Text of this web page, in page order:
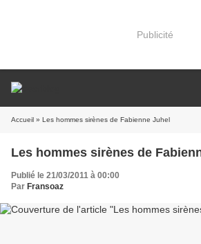
Publicité
Accueil » Les hommes sirènes de Fabienne Juhel
Les hommes sirènes de
Publié le 21/03/2011 à 00:00
Par Fransoaz